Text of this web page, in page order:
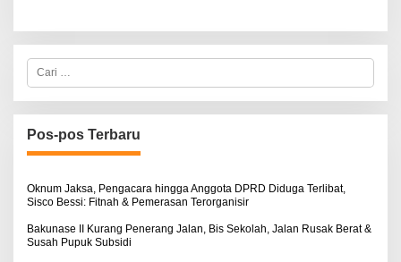
C
r
i
u
n
u
:
Pos-pos Terbaru
Oknum Jaksa, Pengacara hingga Anggota DPRD Diduga Terlibat,
Sisco Bessi: Fitnah & Pemerasan Terorganisir
Bakunase II Kurang Penerang Jalan, Bis Sekolah, Jalan Rusak Berat &
Susah Pupuk Subsidi